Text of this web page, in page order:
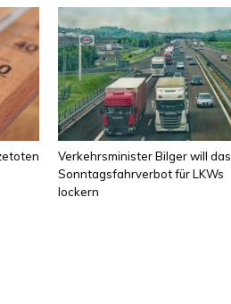
Verkehrsminister Bilger will das
Sonntagsfahrverbot für LKWs
lockern